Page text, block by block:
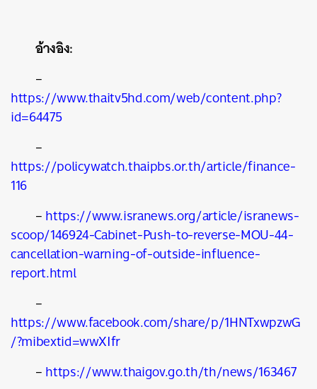
อ้างอิง:
–
https://www.thaitv5hd.com/web/content.php?
id=64475
–
https://policywatch.thaipbs.or.th/article/finance-
116
–https://www.isranews.org/article/isranews-
scoop/146924-Cabinet-Push-to-reverse-MOU-44-
cancellation-warning-of-outside-influence-
report.html
–
https://www.facebook.com/share/p/1HNTxwpzwG
/?mibextid=wwXIfr
–https://www.thaigov.go.th/th/news/163467